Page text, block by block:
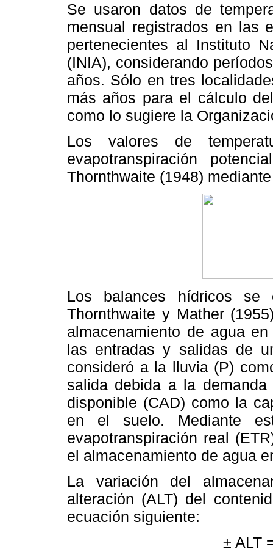
Se usaron datos de
mensual registrados en las
pertenecientes al Instituto
(INIA), considerando
años. Sólo en tres
más años para el cálculo
como lo sugiere la
Los valores de
evapotranspiración
Thornthwaite (1948)
Los balances hídricos se
Thornthwaite y Mather
almacenamiento de agua
las entradas y salidas de
consideró a la lluvia (P)
salida debida a la
disponible (CAD) como la
en el suelo. Mediante
evapotranspiración real
el almacenamiento de agua
La variación del
alteración (ALT) del
ecuación siguiente:
± ALT